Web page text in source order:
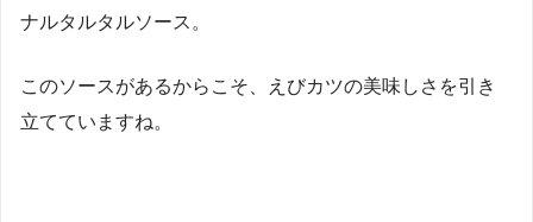
ナルタルタルソース。
このソースがあるからこそ、えびカツの美味しさを引き
立てていますね。